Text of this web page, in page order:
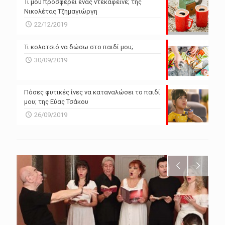
Τι μου προσφέρει ένας ντεκαφεϊνέ; της
Νικολέτας Τζημαγιώργη
22/12/2019
Τι κολατσιό να δώσω στο παιδί μου;
30/09/2019
Πόσες φυτικές ίνες να καταναλώσει το παιδί
μου; της Εύας Τσάκου
26/09/2019